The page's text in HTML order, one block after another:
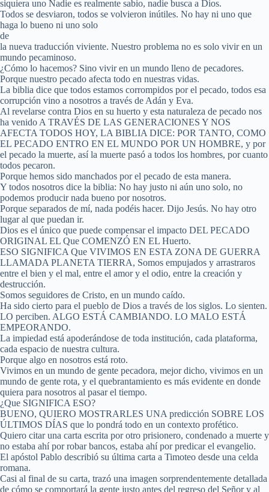
siquiera uno Nadie es realmente sabio, nadie busca a Dios.
Todos se desviaron, todos se volvieron inútiles. No hay ni uno que
haga lo bueno ni uno solo
de
la nueva traducción viviente. Nuestro problema no es solo vivir en un
mundo pecaminoso.
¿Cómo lo hacemos? Sino vivir en un mundo lleno de pecadores.
Porque nuestro pecado afecta todo en nuestras vidas.
La biblia dice que todos estamos corrompidos por el pecado, todos esa
corrupción vino a nosotros a través de Adán y Eva.
Al revelarse contra Dios en su huerto y esta naturaleza de pecado nos
ha venido A TRAVÉS DE LAS GENERACIONES Y NOS
AFECTA TODOS HOY, LA BIBLIA DICE: POR TANTO, COMO
EL PECADO ENTRO EN EL MUNDO POR UN HOMBRE, y por
el pecado la muerte, así la muerte pasó a todos los hombres, por cuanto
todos pecaron.
Porque hemos sido manchados por el pecado de esta manera.
Y todos nosotros dice la biblia: No hay justo ni aún uno solo, no
podemos producir nada bueno por nosotros.
Porque separados de mí, nada podéis hacer. Dijo Jesús. No hay otro
lugar al que puedan ir.
Dios es el único que puede compensar el impacto DEL PECADO
ORIGINAL EL Que COMENZÓ EN EL Huerto.
ESO SIGNIFICA Que VIVIMOS EN ESTA ZONA DE GUERRA
LLAMADA PLANETA TIERRA, Somos empujados y arrastraros
entre el bien y el mal, entre el amor y el odio, entre la creación y
destrucción.
Somos seguidores de Cristo, en un mundo caído.
Ha sido cierto para el pueblo de Dios a través de los siglos. Lo sienten.
LO perciben. ALGO ESTÁ CAMBIANDO. LO MALO ESTÁ
EMPEORANDO.
La impiedad está apoderándose de toda institución, cada plataforma,
cada espacio de nuestra cultura.
Porque algo en nosotros está roto.
Vivimos en un mundo de gente pecadora, mejor dicho, vivimos en un
mundo de gente rota, y el quebrantamiento es más evidente en donde
quiera para nosotros al pasar el tiempo.
¿Que SIGNIFICA ESO?
BUENO, QUIERO MOSTRARLES UNA predicción SOBRE LOS
ÚLTIMOS DÍAS que lo pondrá todo en un contexto profético.
Quiero citar una carta escrita por otro prisionero, condenado a muerte y
no estaba ahí por robar bancos, estaba ahí por predicar el evangelio.
El apóstol Pablo describió su última carta a Timoteo desde una celda
romana.
Casi al final de su carta, trazó una imagen sorprendentemente detallada
de cómo se comportará la gente justo antes del regreso del Señor y al